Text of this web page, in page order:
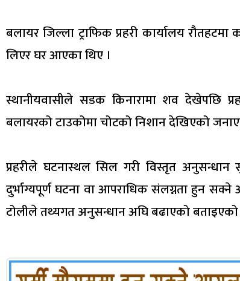
बलायर जिल्ला ट्राफिक प्रहरी कार्यालय
लिएर घर आएका थिए ।
स्थानीयवासीले सडक किनारामा शव देखेपछि
बलायरको टाउकोमा चोटको निशान देखिएको
प्रहरीले घटनास्थल सिल गरी विस्तृत
दुर्भाग्यपूर्ण घटना वा आपराधिक संलग्नता हुन
टोलीले तथ्यगत अनुसन्धान अघि बढाएको